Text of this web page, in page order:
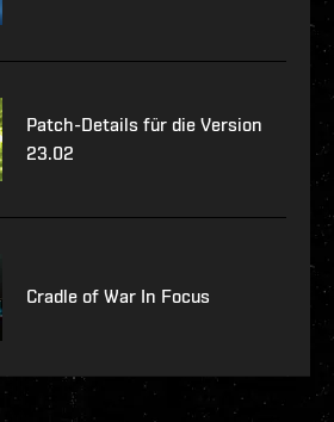
Patch-Details für die Version
23.02
Cradle of War In Focus